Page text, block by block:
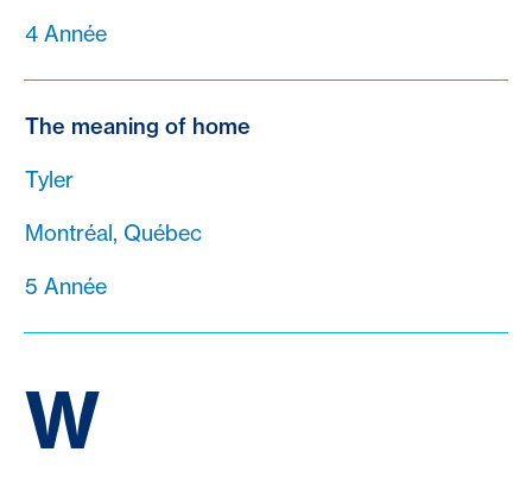
4 Année
The meaning of home
Tyler
Montréal, Québec
5 Année
W